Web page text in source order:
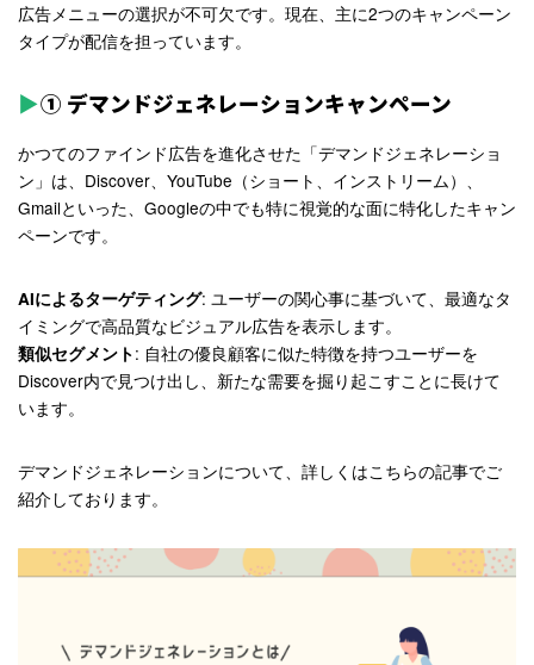
広告メニューの選択が不可欠です。現在、主に2つのキャンペーン
タイプが配信を担っています。
① デマンドジェネレーションキャンペーン
かつてのファインド広告を進化させた「デマンドジェネレーショ
ン」は、Discover、YouTube（ショート、インストリーム）、
Gmailといった、Googleの中でも特に視覚的な面に特化したキャン
ペーンです。
AIによるターゲティング: ユーザーの関心事に基づいて、最適なタ
イミングで高品質なビジュアル広告を表示します。
類似セグメント: 自社の優良顧客に似た特徴を持つユーザーを
Discover内で見つけ出し、新たな需要を掘り起こすことに長けて
います。
デマンドジェネレーションについて、詳しくはこちらの記事でご
紹介しております。